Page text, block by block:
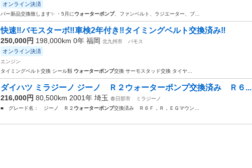
オンライン決済
パー新品交換致します✨ ・5月にウォーターポンプ、ファンベルト、ラジエーター、ブ…
快速‼️バモスターボ‼️車検2年付き‼️タイミングベルト交換済み‼️
250,000円 198,000km 0年 福岡 北九州市 バモス
オンライン決済
エンジン
タイミングベルト交換 シール類 ウォーターポンプ交換 サーモスタッド交換 タイヤ…
ダイハツ ミラジーノ ジーノ Ｒ２ウォーターポンプ交換済み Ｒ６...
216,000円 80,500km 2001年 埼玉 春日部市
ミラジーノ
■ グレード名： ジーノ Ｒ２ ウォーターポンプ交換済み Ｒ６Ｆ，Ｒ，ＥＧマウン…